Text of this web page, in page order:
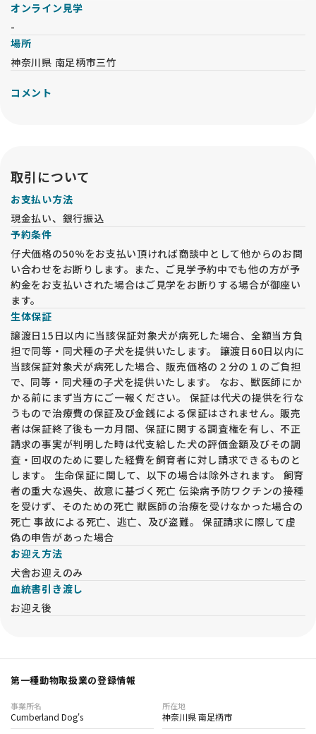
オンライン見学
-
場所
神奈川県 南足柄市三竹
コメント
取引について
お支払い方法
現金払い、銀行振込
予約条件
仔犬価格の50%をお支払い頂ければ商談中として他からのお問
い合わせをお断りします。また、ご見学予約中でも他の方が予
約金をお支払いされた場合はご見学をお断りする場合が御座い
ます。
生体保証
譲渡日15日以内に当該保証対象犬が病死した場合、全額当方負
担で同等・同犬種の子犬を提供いたします。 譲渡日60日以内に
当該保証対象犬が病死した場合、販売価格の２分の１のご負担
で、同等・同犬種の子犬を提供いたします。 なお、獣医師にか
かる前にまず当方にご一報ください。 保証は代犬の提供を行な
うもので治療費の保証及び金銭による保証はされません。販売
者は保証終了後も一カ月間、保証に関する調査権を有し、不正
請求の事実が判明した時は代支給した犬の評価金額及びその調
査・回収のために要した経費を飼育者に対し請求できるものと
します。 生命保証に関して、以下の場合は除外されます。 飼育
者の重大な過失、故意に基づく死亡 伝染病予防ワクチンの接種
を受けず、そのための死亡 獣医師の治療を受けなかった場合の
死亡 事故による死亡、逃亡、及び盗難。 保証請求に際して虚
偽の申告があった場合
お迎え方法
犬舎お迎えのみ
血統書引き渡し
お迎え後
第一種動物取扱業の登録情報
事業所名
Cumberland Dog's
所在地
神奈川県 南足柄市